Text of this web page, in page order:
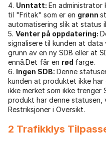
4. Unntatt: En administrator
til "Fritak" som er en grønn
automatisering slik at status
5. Venter på oppdatering:
signalisere til kunden at
grunn av en ny SDB eller at
ennå.Det får en rød farge.
6. Ingen SDB: Denne
kunden at produktet ikke har
ikke merket som ikke trenger
produkt har denne statusen,
Restriksjoner i Oversikt.
2 Trafikklys